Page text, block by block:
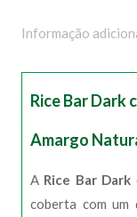
Informação
Rice Bar Dark
Amargo
A Rice Bar Dark
coberta com um